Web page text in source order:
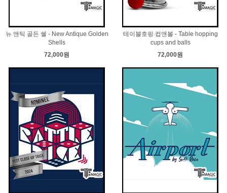
뉴 앤틱 골든 쉘 - New Antique Golden
Shells
72,000원
테이블호핑 컵앤볼 - Table hopping
cups and balls
72,000원